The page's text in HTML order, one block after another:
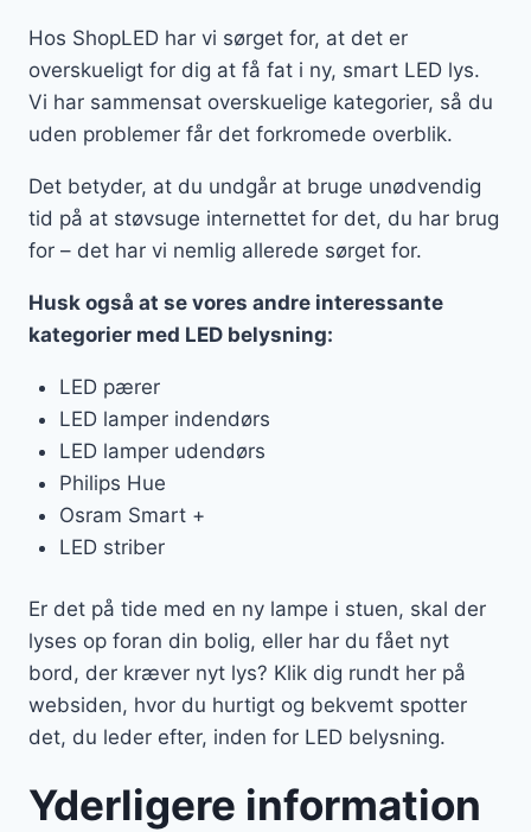
Hos ShopLED har vi sørget for, at det er
overskueligt for dig at få fat i ny, smart LED lys.
Vi har sammensat overskuelige kategorier, så du
uden problemer får det forkromede overblik.
Det betyder, at du undgår at bruge unødvendig
tid på at støvsuge internettet for det, du har brug
for – det har vi nemlig allerede sørget for.
Husk også at se vores andre interessante
kategorier med LED belysning:
LED pærer
LED lamper indendørs
LED lamper udendørs
Philips Hue
Osram Smart +
LED striber
Er det på tide med en ny lampe i stuen, skal der
lyses op foran din bolig, eller har du fået nyt
bord, der kræver nyt lys? Klik dig rundt her på
websiden, hvor du hurtigt og bekvemt spotter
det, du leder efter, inden for LED belysning.
Yderligere information